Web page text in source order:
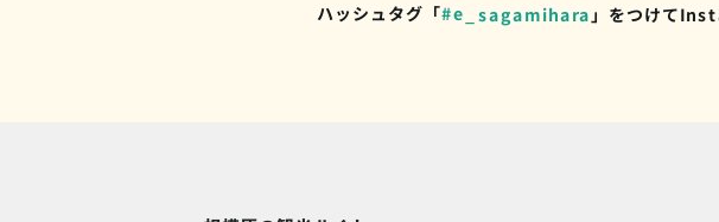
ハッシュタグ「#e_sagamihara」をつけて